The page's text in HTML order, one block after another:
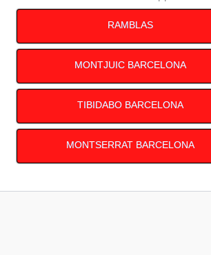
RAMBLAS
MONTJUIC BARCELONA
TIBIDABO BARCELONA
MONTSERRAT BARCELONA